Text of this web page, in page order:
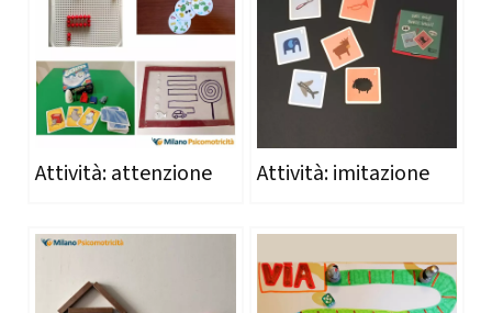
Attività: attenzione Attività: imitazione